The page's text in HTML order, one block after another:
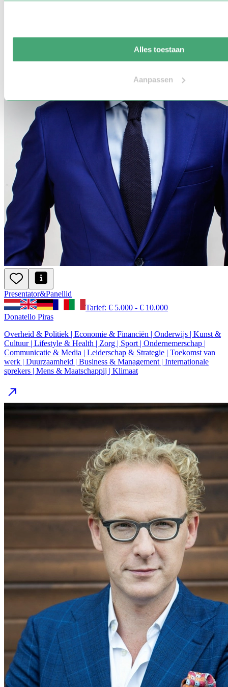
Alles toestaan
Aanpassen
Presentator&Panellid
Tarief: € 5.000 - € 10.000
Donatello Piras
Overheid & Politiek | Economie & Financiën | Onderwijs | Kunst &
Cultuur | Lifestyle & Health | Zorg | Sport | Ondernemerschap |
Communicatie & Media | Leiderschap & Strategie | Toekomst van
werk | Duurzaamheid | Business & Management | Internationale
sprekers | Mens & Maatschappij | Klimaat